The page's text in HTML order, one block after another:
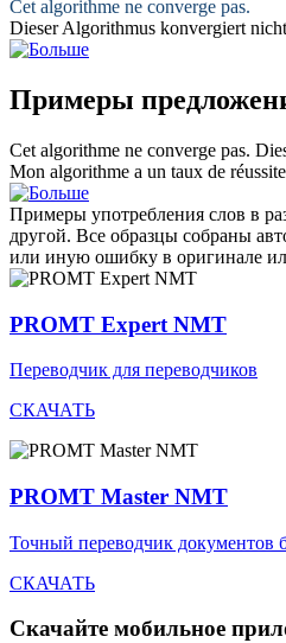
Cet algorithme ne converge pas.
DieserAlgorithmus konvergiert
Примеры
Cet algorithme ne converge pas.
Mon algorithme a un taux de
Примеры употребления слов в
другой. Все образцы собраны
или иную ошибку в оригинале
PROMT Expert NMT
Переводчик для переводчиков
СКАЧАТЬ
PROMT Master NMT
Точный переводчик документов
СКАЧАТЬ
Скачайте мобильное